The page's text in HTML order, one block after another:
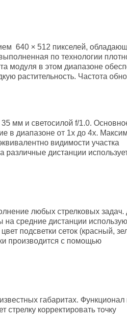
640 × 512 пикселей,
по технологии
модуля в этом диапазоне
растительность. Частота
мм и светосилой f/1.0.
в диапазоне от 1x до 4x.
видимости участка
различные дистанции
любых стрелковых задач.
на средние дистанции
подсветки сеток (красный,
производится с помощью
габаритах. Функционал
корректировать точку